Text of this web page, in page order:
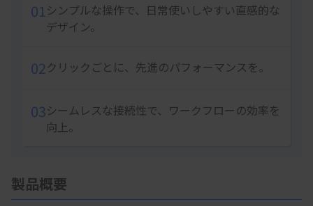
01シンプルな操作で、日常使いしやすい直感的な
デザイン。
02クリックごとに、先進のパフォーマンスを。
03シームレスな接続性で、ワークフローの効率を
向上。
製品概要